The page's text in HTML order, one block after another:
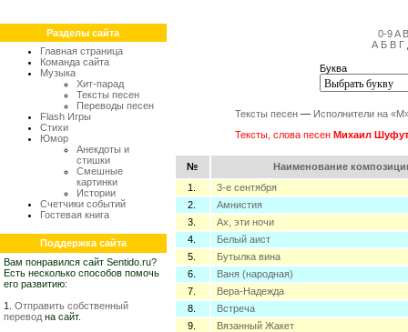
Разделы сайта
Главная страница
Команда сайта
Музыка
Хит-парад
Тексты песен
Переводы песен
Flash Игры
Стихи
Юмор
Анекдоты и
стишки
Смешные
картинки
Истории
Счетчики событий
Гостевая книга
Поддержка сайта
Вам понравился сайт Sentido.ru?
Есть несколько способов помочь
его развитию:
1. Отправить собственный
перевод на сайт.
0-9 A
А Б В Г
Буква
Тексты песен — Исполнители на
Тексты, слова песен Михаил
№
Наименование
1.
3-е сентября
2.
Амнистия
3.
Ах, эти ночи
4.
Белый аист
5.
Бутылка вина
6.
Ваня (народная)
7.
Вера-Надежда
8.
Встреча
9.
Вязанный Жакет